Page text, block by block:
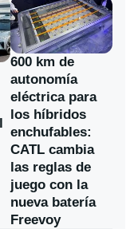
600 km de
autonomía
eléctrica para
los híbridos
enchufables:
CATL cambia
las reglas de
juego con la
nueva batería
Freevoy